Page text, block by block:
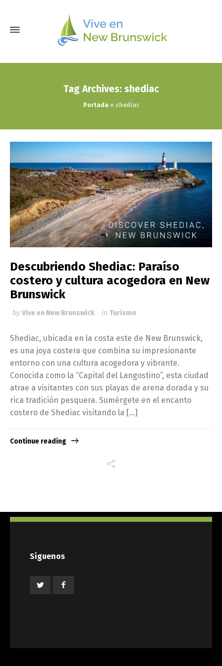
Tag Archives: shediac
Portada» shediac
Descubriendo Shediac: Paraíso
costero y cultura acogedora en New
Brunswick
by Vive en New Brunswick in Turismo
Shediac, ubicada en la costa este de New Brunswick,
es una joya costera que combina su impresionante
entorno con una cultura acogedora y vibrante.
Conocida como la “Capital del Langostino”, esta ciudad
atrae a visitantes con sus playas de arena dorada y su
rica tradición pesquera. Sumérgete en el encanto
costero de Shediac visitando la […]
Continue reading
Síguenos